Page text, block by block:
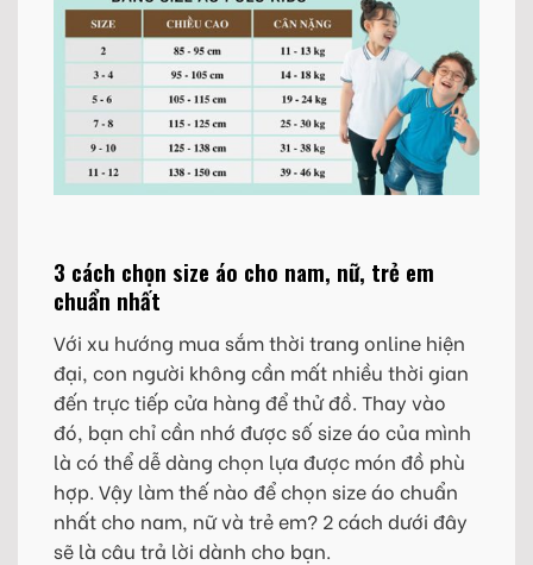
3 cách chọn size áo cho nam, nữ, trẻ em
chuẩn nhất
Với xu hướng mua sắm thời trang online hiện
đại, con người không cần mất nhiều thời gian
đến trực tiếp cửa hàng để thử đồ. Thay vào
đó, bạn chỉ cần nhớ được số size áo của mình
là có thể dễ dàng chọn lựa được món đồ phù
hợp. Vậy làm thế nào để chọn size áo chuẩn
nhất cho nam, nữ và trẻ em? 2 cách dưới đây
sẽ là câu trả lời dành cho bạn.